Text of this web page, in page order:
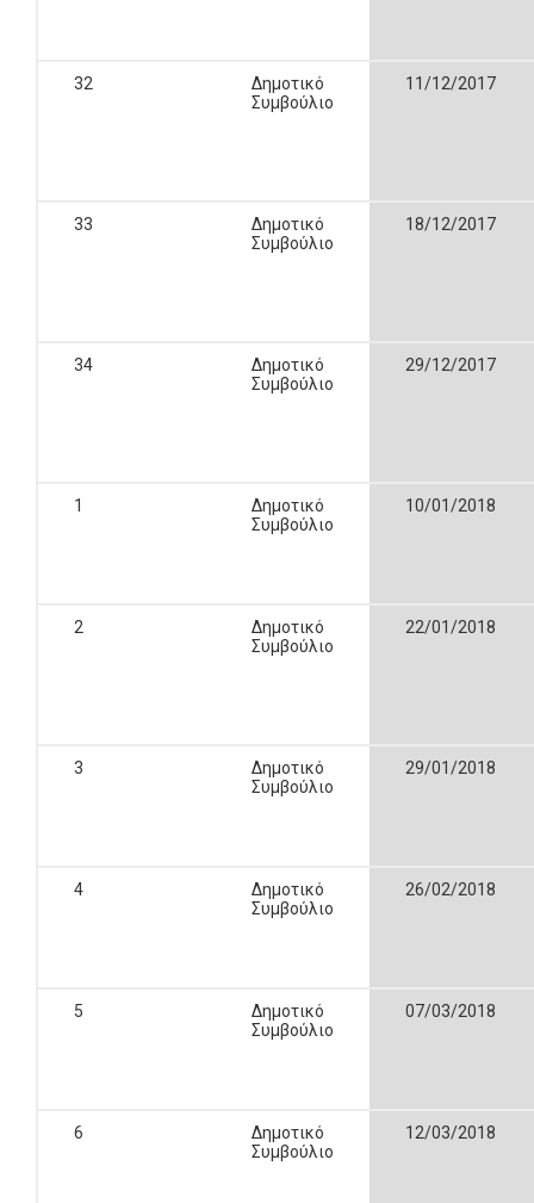
32
Δημοτικό
Συμβούλιο
11/12/2017
33
Δημοτικό
Συμβούλιο
18/12/2017
34
Δημοτικό
Συμβούλιο
29/12/2017
1
Δημοτικό
Συμβούλιο
10/01/2018
2
Δημοτικό
Συμβούλιο
22/01/2018
3
Δημοτικό
Συμβούλιο
29/01/2018
4
Δημοτικό
Συμβούλιο
26/02/2018
5
Δημοτικό
Συμβούλιο
07/03/2018
6
Δημοτικό
Συμβούλιο
12/03/2018